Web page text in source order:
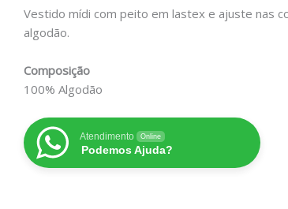
Vestido mídi com peito em lastex e ajuste nas
algodão.
Composição
100% Algodão
Atendimento Online
Podemos Ajuda?